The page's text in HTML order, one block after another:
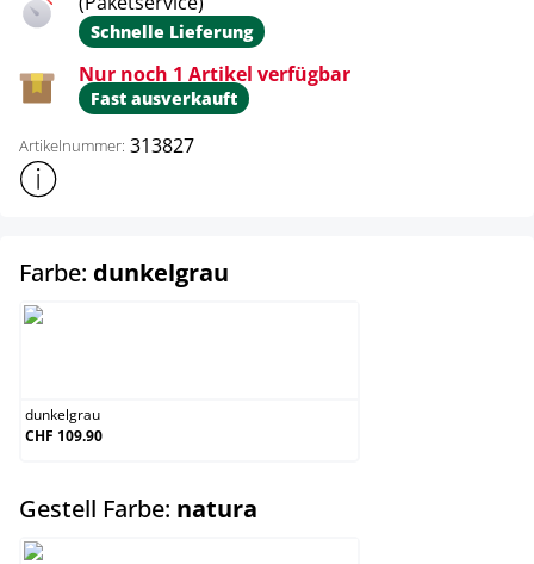
Schnelle Lieferung
Nur noch 1 Artikel verfügbar
Fast ausverkauft
Artikelnummer: 313827
Weitere Produktinformationen anzeigen
Farbe: dunkelgrau
dunkelgrau
CHF 109.90
Gestell Farbe: natura